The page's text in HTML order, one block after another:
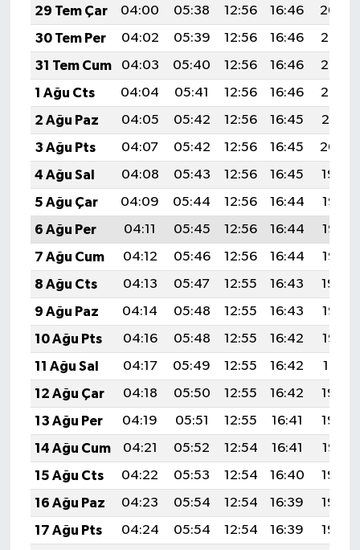
29 Tem Çar
04:00 05:38 12:56 16:46
20:04
30 Tem Per
04:02 05:39 12:56 16:46
20:03
31 Tem Cum
04:03 05:40 12:56 16:46
20:02
1 Ağu Cts
04:04 05:41 12:56 16:46
20:02
2 Ağu Paz
04:05 05:42 12:56 16:45
20:01
3 Ağu Pts
04:07 05:42 12:56 16:45
20:00
4 Ağu Sal
04:08 05:43 12:56 16:45
19:59
5 Ağu Çar
04:09 05:44 12:56 16:44
19:57
6 Ağu Per
04:11 05:45 12:56 16:44
19:56
7 Ağu Cum
04:12 05:46 12:56 16:44
19:55
8 Ağu Cts
04:13 05:47 12:55 16:43
19:54
9 Ağu Paz
04:14 05:48 12:55 16:43
19:53
10 Ağu Pts
04:16 05:48 12:55 16:42
19:52
11 Ağu Sal
04:17 05:49 12:55 16:42
19:51
12 Ağu Çar
04:18 05:50 12:55 16:42
19:50
13 Ağu Per
04:19 05:51 12:55 16:41
19:48
14 Ağu Cum
04:21 05:52 12:54 16:41
19:47
15 Ağu Cts
04:22 05:53 12:54 16:40
19:46
16 Ağu Paz
04:23 05:54 12:54 16:39
19:45
17 Ağu Pts
04:24 05:54 12:54 16:39
19:43